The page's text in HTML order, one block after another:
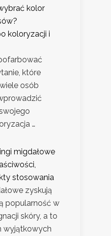
kolor
koloryzacji i
które
osób
…
migdałowe
stosowania
zyskują
popularność w
skóry, a to
wyjątkowych